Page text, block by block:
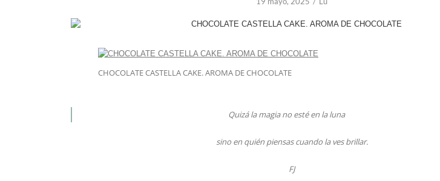
CHOCOLATE CASTELLA CAKE. AROMA DE CHOCOLATE
Quizá la magia no esté en la luna
sino en quién piensas cuando la ves brillar.
FJ